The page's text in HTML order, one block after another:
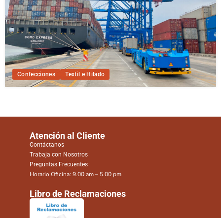
Confecciones Textil e Hilado
Atención al Cliente
Contáctanos
Trabaja con Nosotros
Preguntas Frecuentes
Horario Oficina: 9.00 am – 5.00 pm
Libro de Reclamaciones